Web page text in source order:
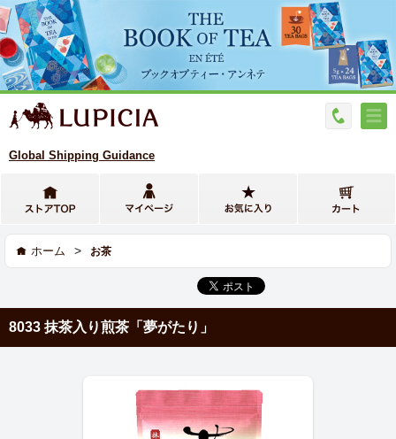
Global Shipping Guidance
ホーム > お茶
8033 抹茶入り煎茶「夢がたり」